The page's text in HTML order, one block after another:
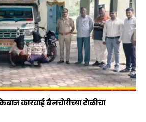
कारवाई बैलचोरीच्या टोळीचा